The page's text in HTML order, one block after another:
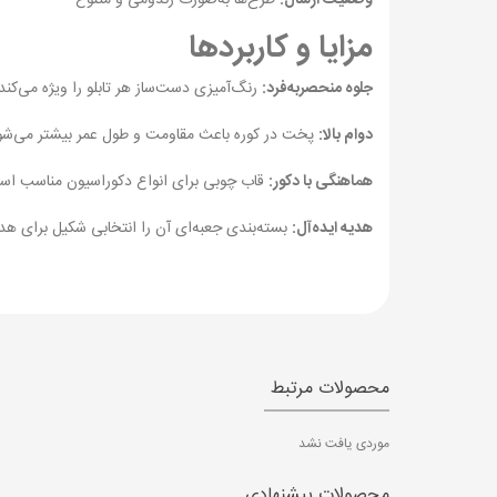
مزایا و کاربردها
جلوه منحصربه‌فرد: رنگ‌آمیزی دست‌ساز هر تابلو را ویژه
دوام بالا: پخت در کوره باعث مقاومت و طول عمر بیشتر
هماهنگی با دکور: قاب چوبی برای انواع دکوراسیون مناسب
هدیه ایده‌آل: بسته‌بندی جعبه‌ای آن را انتخابی شکیل برای
محصولات مرتبط
موردی یافت نشد